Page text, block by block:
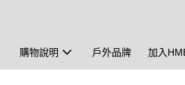
購物說明 戶外品牌 加入